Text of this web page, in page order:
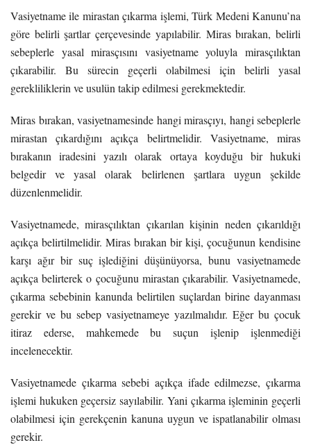
Vasiyetname ile mirastan çıkarma işlemi, Türk Medeni Kanunu’na
göre belirli şartlar çerçevesinde yapılabilir. Miras bırakan, belirli
sebeplerle yasal mirasçısını vasiyetname yoluyla mirasçılıktan
çıkarabilir. Bu sürecin geçerli olabilmesi için belirli yasal
gerekliliklerin ve usulün takip edilmesi gerekmektedir.
Miras bırakan, vasiyetnamesinde hangi mirasçıyı, hangi sebeplerle
mirastan çıkardığını açıkça belirtmelidir. Vasiyetname, miras
bırakanın iradesini yazılı olarak ortaya koyduğu bir hukuki
belgedir ve yasal olarak belirlenen şartlara uygun şekilde
düzenlenmelidir.
Vasiyetnamede, mirasçılıktan çıkarılan kişinin neden çıkarıldığı
açıkça belirtilmelidir. Miras bırakan bir kişi, çocuğunun kendisine
karşı ağır bir suç işlediğini düşünüyorsa, bunu vasiyetnamede
açıkça belirterek o çocuğunu mirastan çıkarabilir. Vasiyetnamede,
çıkarma sebebinin kanunda belirtilen suçlardan birine dayanması
gerekir ve bu sebep vasiyetnameye yazılmalıdır. Eğer bu çocuk
itiraz ederse, mahkemede bu suçun işlenip işlenmediği
incelenecektir.
Vasiyetnamede çıkarma sebebi açıkça ifade edilmezse, çıkarma
işlemi hukuken geçersiz sayılabilir. Yani çıkarma işleminin geçerli
olabilmesi için gerekçenin kanuna uygun ve ispatlanabilir olması
gerekir.